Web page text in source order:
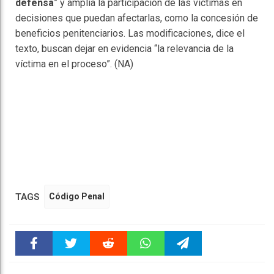
defensa” y amplía la participación de las víctimas en
decisiones que puedan afectarlas, como la concesión de
beneficios penitenciarios. Las modificaciones, dice el
texto, buscan dejar en evidencia “la relevancia de la
víctima en el proceso”. (NA)
TAGS Código Penal